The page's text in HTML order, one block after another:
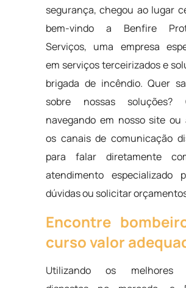
segurança, chegou ao lugar
bem-vindo a Benfire
Serviços, uma empresa
em serviços terceirizados e
brigada de incêndio. Quer
sobre nossas soluções?
navegando em nosso site ou
os canais de comunicação
para falar diretamente
atendimento especializado
dúvidas ou solicitar
Encontre
curso valor
Utilizando os melhores